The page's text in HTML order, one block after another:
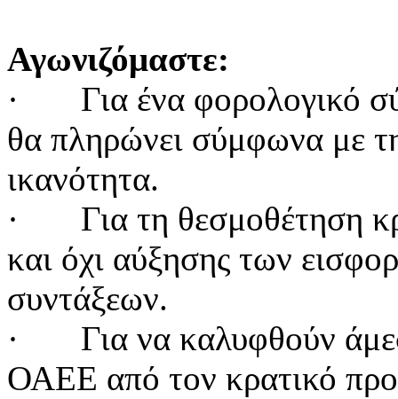
Αγωνιζόμαστε:
·
Για ένα φορολογικό
θα πληρώνει σύμφωνα με
ικανότητα.
·
Για τη θεσμοθέτηση
και όχι αύξησης των
συντάξεων.
·
Για να καλυφθούν
ΟΑΕΕ από τον κρατικό